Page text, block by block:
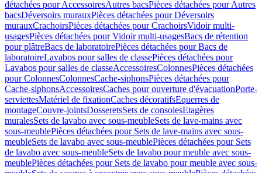
détachées pour AccessoiresAutres bacsPièces détachées pour Autres
bacsDéversoirs murauxPièces détachées pour Déversoirs
murauxCrachoirsPièces détachées pour CrachoirsVidoir multi-
usagesPièces détachées pour Vidoir multi-usagesBacs de rétention
pour plâtreBacs de laboratoirePièces détachées pour Bacs de
laboratoireLavabos pour salles de classePièces détachées pour
Lavabos pour salles de classeAccessoiresColonnesPièces détachées
pour ColonnesColonnesCache-siphonsPièces détachées pour
Cache-siphonsAccessoiresCaches pour ouverture d'évacuationPorte-
serviettesMatériel de fixationCaches décoratifsEquerres de
montageCouvre-jointsDosseretsSets de consolesEtagères
muralesSets de lavabo avec sous-meubleSets de lave-mains avec
sous-meublePièces détachées pour Sets de lave-mains avec sous-
meubleSets de lavabo avec sous-meublePièces détachées pour Sets
de lavabo avec sous-meubleSets de lavabo pour meuble avec sous-
meublePièces détachées pour Sets de lavabo pour meuble avec sous-